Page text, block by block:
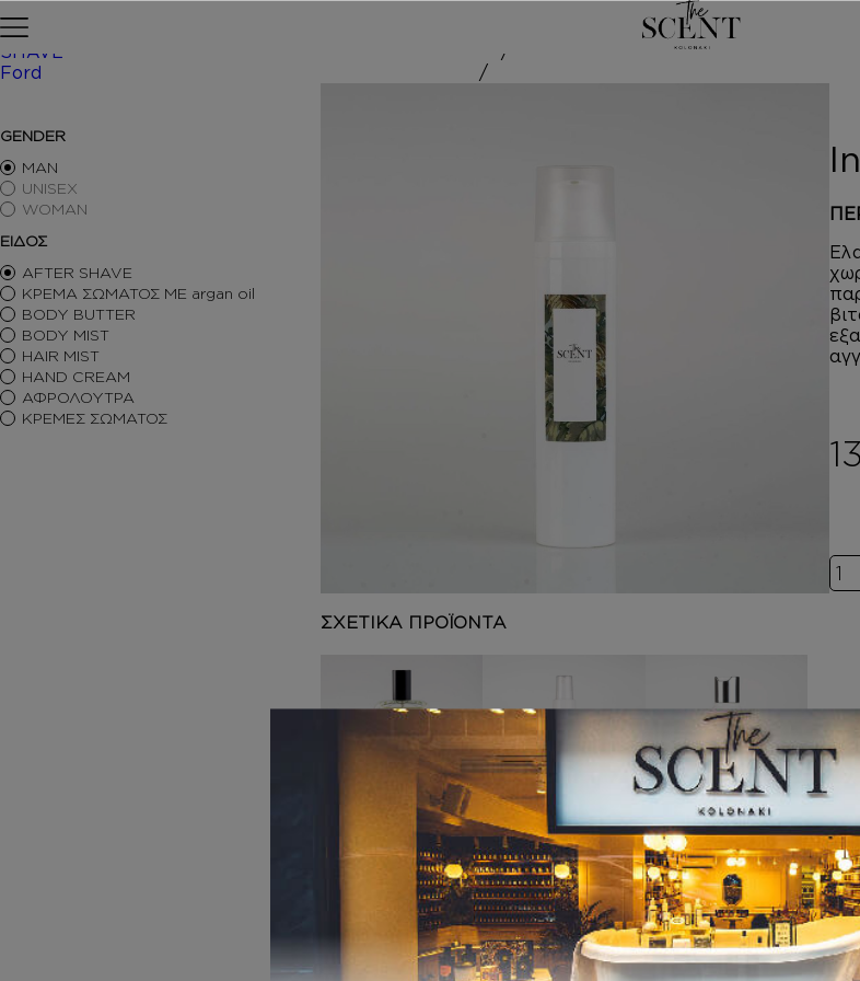
ΑΦΡΟΛΟΥΤΡΑ
ΚΡΕΜΕΣ ΣΩΜΑΤΟΣ
BODY BUTTER
BODY MIST
HAIR MIST
BODY SORBET – AFTER SUN
HAIR OILS
SHIMMERING BODY OIL
SKINCARE
ΑΝΤΙΣΗΠΤΙΚΑ
ΑΡΩΜΑΤΙΚΑ ΚΕΡΙΑ – DIFFUSERS
SETS
ΠΕΡΙΠΟΙΗΣΗ
SHAVE
Ford / Inspired by GREY
GENDER
MAN
UNISEX
WOMAN
ΕΙΔΟΣ
AFTER SHAVE
ΚΡΕΜΑ ΣΩΜΑΤΟΣ ΜΕ argan oil
BODY BUTTER
BODY MIST
HAIR MIST
HAND CREAM
ΑΦΡΟΛΟΥΤΡΑ
ΚΡΕΜΕΣ ΣΩΜΑΤΟΣ
ΣΧΕΤΙΚΑ ΠΡΟΪΟΝΤΑ
ΑΡΩΜΑΤΑ
Inspired by GREY
8,00€ –
BODY MIST
Inspired by GREY
VETIVER
12,00€
ΚΡΕΜΕΣ ΣΩΜΑΤ
ΟΣ
Inspired by GREY
VETIVER